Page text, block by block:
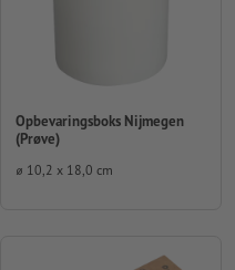
Opbevaringsboks Nijmegen
(Prøve)
⌀ 10,2 x 18,0 cm